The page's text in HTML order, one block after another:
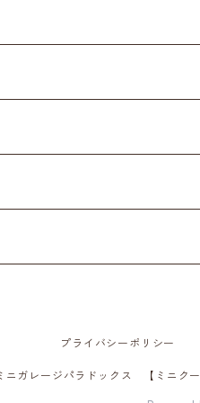
プライバシーポリシー
ガレージパラドックス 【ミニク